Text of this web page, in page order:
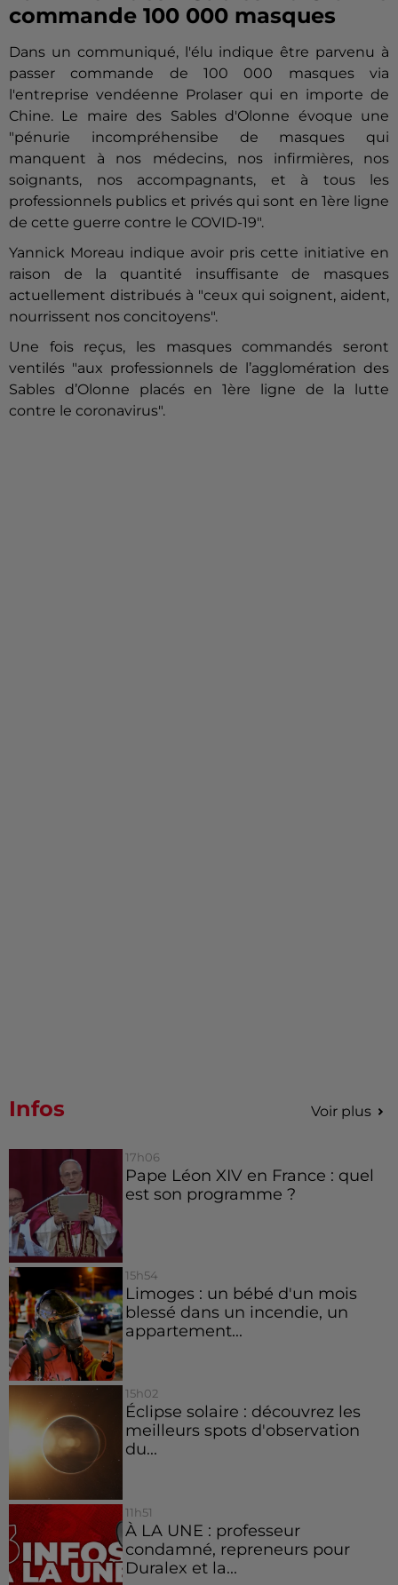
commande 100 000 masques
Dans un communiqué, l'élu indique être parvenu à
passer commande de 100 000 masques via
l'entreprise vendéenne Prolaser qui en importe de
Chine. Le maire des Sables d'Olonne évoque une
"pénurie incompréhensibe de masques qui
manquent à nos médecins, nos infirmières, nos
soignants, nos accompagnants, et à tous les
professionnels publics et privés qui sont en 1ère ligne
de cette guerre contre le COVID-19".
Yannick Moreau indique avoir pris cette initiative en
raison de la quantité insuffisante de masques
actuellement distribués à "ceux qui soignent, aident,
nourrissent nos concitoyens".
Une fois reçus, les masques commandés seront
ventilés "aux professionnels de l’agglomération des
Sables d’Olonne placés en 1ère ligne de la lutte
contre le coronavirus".
Infos Voir plus
17h06
Pape Léon XIV en France : quel
est son programme ?
15h54
Limoges : un bébé d'un mois
blessé dans un incendie, un
appartement...
15h02
Éclipse solaire : découvrez les
meilleurs spots d'observation
du...
11h51
À LA UNE : professeur
condamné, repreneurs pour
Duralex et la...